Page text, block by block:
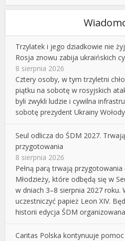
Trzylatek i jego dziadkowie nie
Rosja znowu zabija ukraińskich
8 sierpnia 2026
Cztery osoby, w tym trzyletni
piątku na sobotę w rosyjskich
byli zwykli ludzie i cywilna
sobotę prezydent Ukrainy
Seul odlicza do ŚDM 2027.
przygotowania
8 sierpnia 2026
Pełną parą trwają
Młodzieży, które odbędą się w
w dniach 3–8 sierpnia 2027 roku.
uczestniczyć papież Leon XIV.
historii edycja ŚDM
Caritas Polska kontynuuje